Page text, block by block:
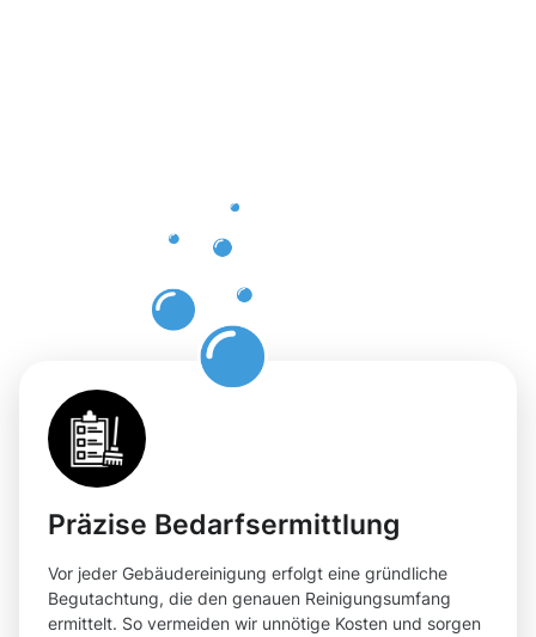
Präzise Bedarfsermittlung
Vor jeder Gebäudereinigung erfolgt eine gründliche
Begutachtung, die den genauen Reinigungsumfang
ermittelt. So vermeiden wir unnötige Kosten und sorgen